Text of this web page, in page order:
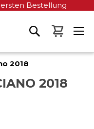
Bestellung
Mein
2018
2018